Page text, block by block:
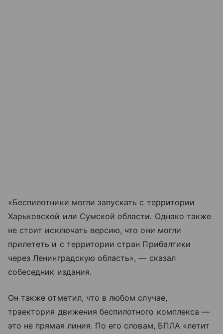
«Беспилотники могли запускать с территории
Харьковской или Сумской области. Однако также
не стоит исключать версию, что они могли
прилететь и с территории стран Прибалтики
через Ленинградскую область», — сказал
собеседник издания.
Он также отметил, что в любом случае,
траектория движения беспилотного комплекса —
это не прямая линия. По его словам, БПЛА «летит